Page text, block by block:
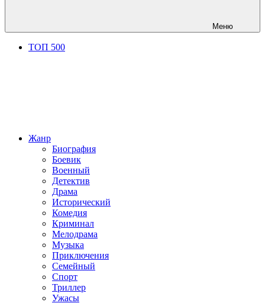
Меню
ТОП 500
Жанр
Биография
Боевик
Военный
Детектив
Драма
Исторический
Комедия
Криминал
Мелодрама
Музыка
Приключения
Семейный
Спорт
Триллер
Ужасы